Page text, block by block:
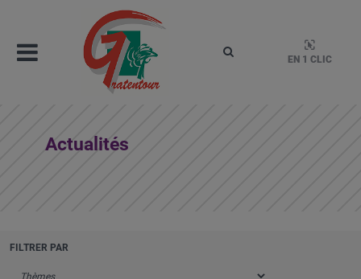
Menu
EN 1 CLIC
Actualités
FILTRER PAR
Thème